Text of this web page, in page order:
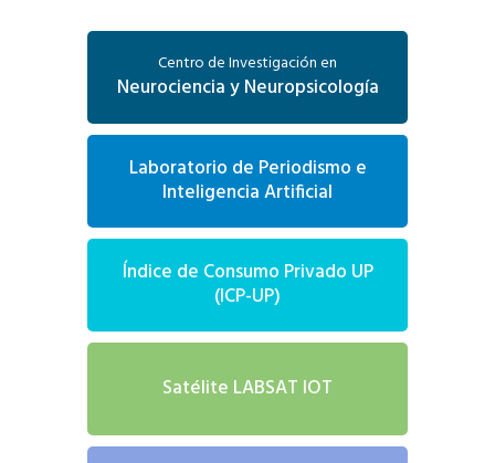
Centro de Investigación en
Neurociencia y Neuropsicología
Laboratorio de Periodismo e
Inteligencia Artificial
Índice de Consumo Privado UP
(ICP-UP)
Satélite LABSAT IOT